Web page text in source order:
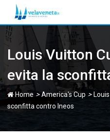
content
Louis Vuitton
evita la
Home >America's Cup >
sconfitta contro Ineos